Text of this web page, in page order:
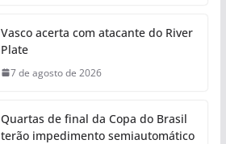
Vasco acerta com atacante do River
Plate
7 de agosto de 2026
Quartas de final da Copa do Brasil
terão impedimento semiautomático